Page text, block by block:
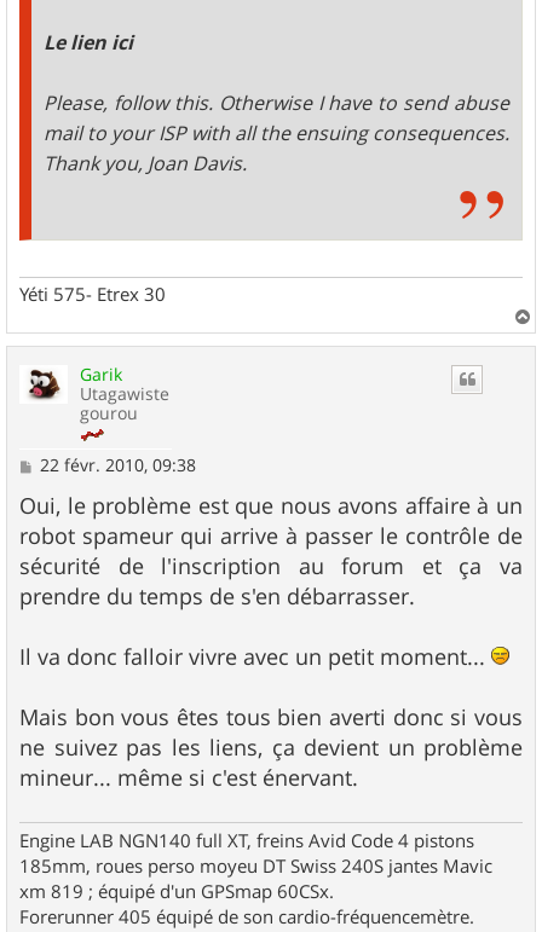
Le lien ici
Please, follow this. Otherwise I have to send abuse
mail to your ISP with all the ensuing consequences.
Thank you, Joan Davis.
Yéti 575- Etrex 30
a
Garik
Utagawiste
gourou
M
s
s
a
g
e
22 févr. 2010, 09:38
Oui, le problème est que nous avons affaire à un
robot spameur qui arrive à passer le contrôle de
sécurité de l'inscription au forum et ça va
prendre du temps de s'en débarrasser.
Il va donc falloir vivre avec un petit moment...
Mais bon vous êtes tous bien averti donc si vous
ne suivez pas les liens, ça devient un problème
mineur... même si c'est énervant.
Engine LAB NGN140 full XT, freins Avid Code 4 pistons
185mm, roues perso moyeu DT Swiss 240S jantes Mavic
xm 819 ; équipé d'un GPSmap 60CSx.
Forerunner 405 équipé de son cardio-fréquencemètre.